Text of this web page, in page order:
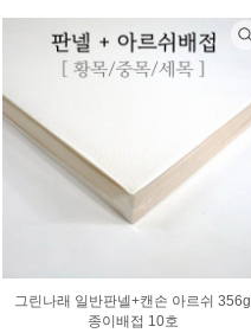
그린나래 일반판넬+캔손 아르쉬 356g
종이배접 10호